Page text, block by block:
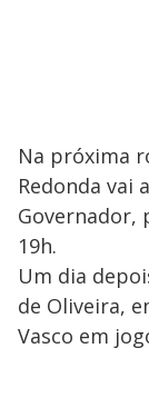
Na próxima
Redonda vai
Governador,
19h.
Um dia
de Oliveira,
Vasco em